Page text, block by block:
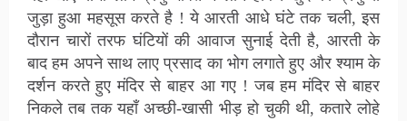
जुड़ा हुआ महसूस करते है ! ये आरती आधे घंटे तक चली, इस
दौरान चारों तरफ घंटियों की आवाज सुनाई देती है, आरती के
बाद हम अपने साथ लाए प्रसाद का भोग लगाते हुए और श्याम के
दर्शन करते हुए मंदिर से बाहर आ गए ! जब हम मंदिर से बाहर
निकले तब तक यहाँ अच्छी-खासी भीड़ हो चुकी थी, कतारे लोहे